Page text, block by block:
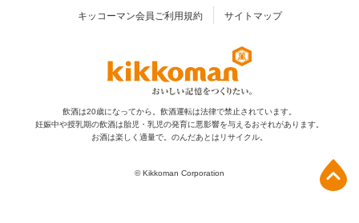
キッコーマン会員ご利用規約 サイトマップ
飲酒は20歳になってから。飲酒運転は法律で禁止されています。
妊娠中や授乳期の飲酒は胎児・乳児の発育に悪影響を与えるおそれがあります。
お酒は楽しく適量で。のんだあとはリサイクル。
© Kikkoman Corporation